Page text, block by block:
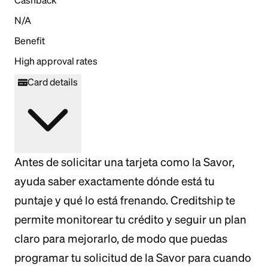
N/A
Benefit
High approval rates
Card details
Antes de solicitar una tarjeta como la Savor,
ayuda saber exactamente dónde está tu
puntaje y qué lo está frenando. Creditship te
permite monitorear tu crédito y seguir un plan
claro para mejorarlo, de modo que puedas
programar tu solicitud de la Savor para cuando